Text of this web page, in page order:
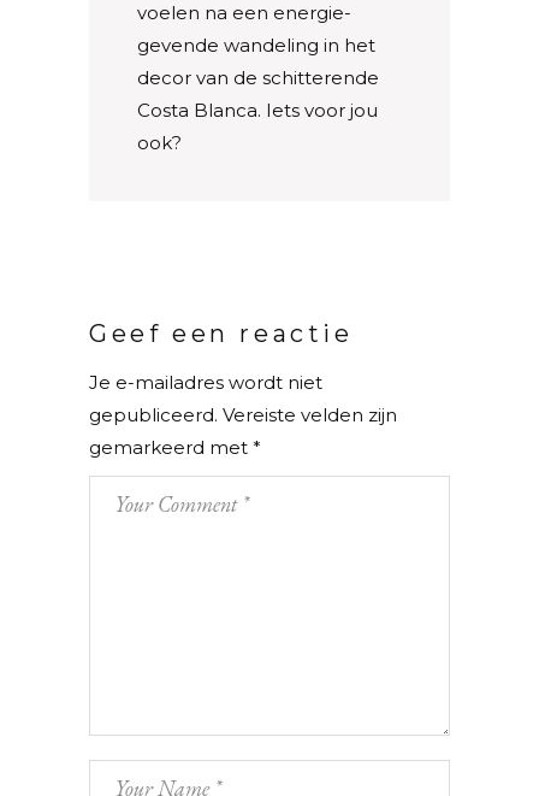
voelen na een energie-
gevende wandeling in het
decor van de schitterende
Costa Blanca. Iets voor jou
ook?
Geef een reactie
Je e-mailadres wordt niet
gepubliceerd. Vereiste velden zijn
gemarkeerd met *